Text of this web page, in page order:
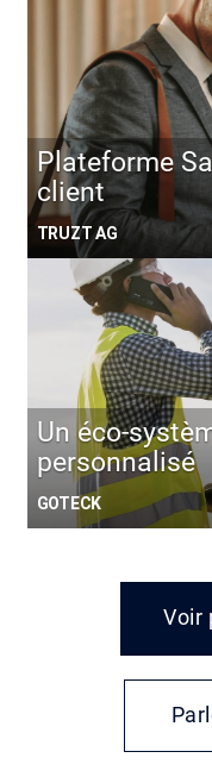
Plateforme
client
TRUZT AG
Un éco-
personnalisé
GOTECK
Voir